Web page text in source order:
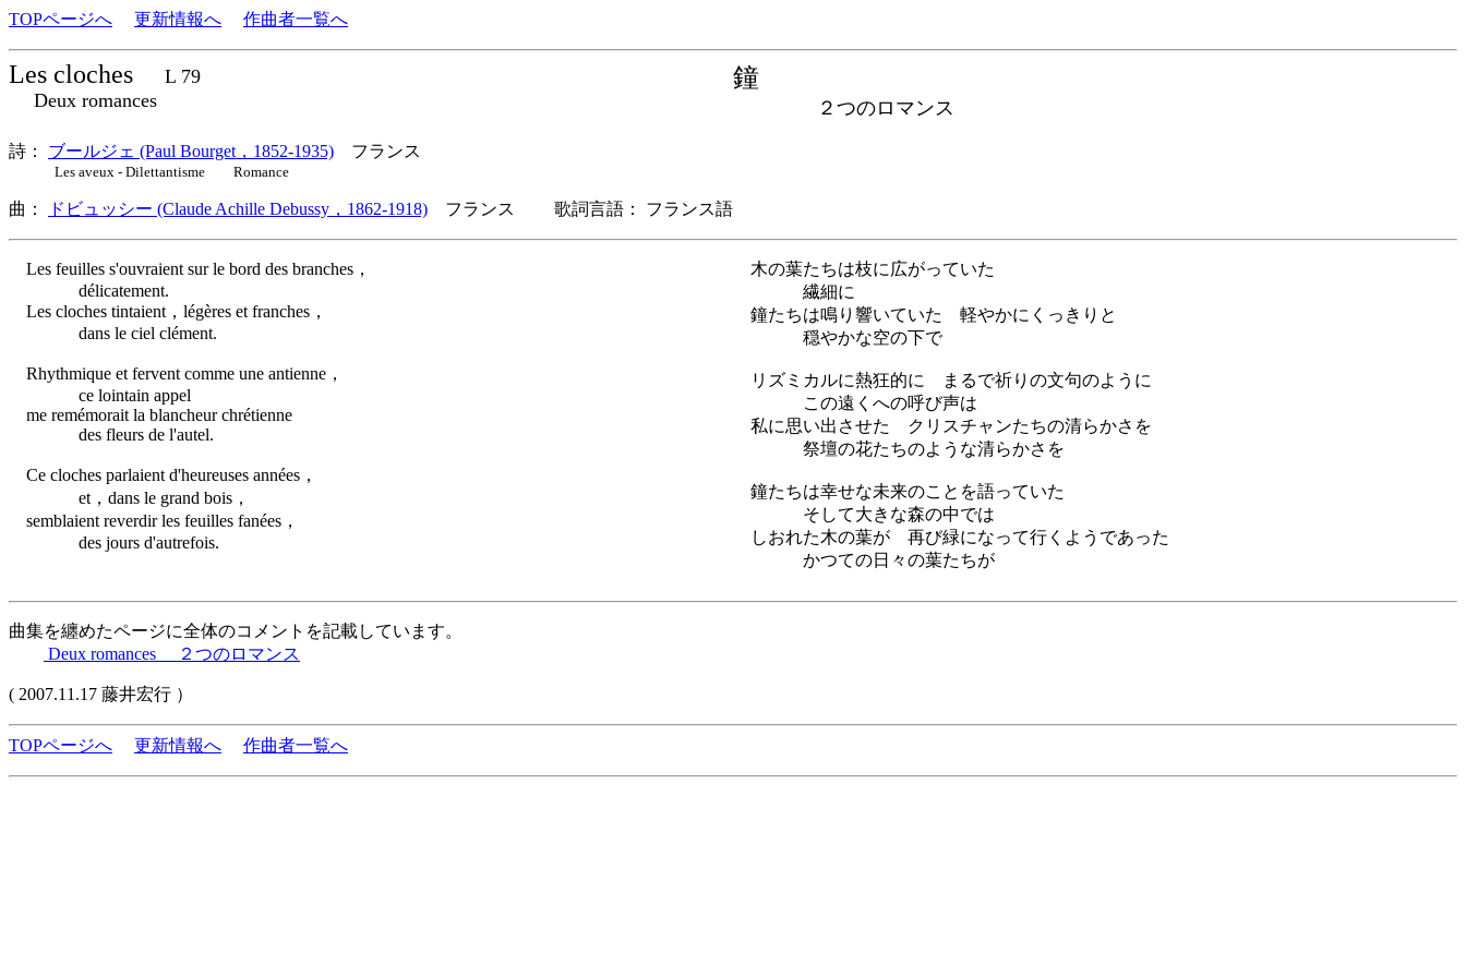
TOPページへ 更新情報へ 作曲者一覧へ
Les cloches
L 79
Deux romances
鐘
２つのロマンス
詩： ブールジェ (Paul Bourget，1852-1935) フランス
Les aveux - Dilettantisme Romance
曲： ドビュッシー (Claude Achille Debussy，1862-1918) フランス 歌詞言語： フランス語
Les feuilles s'ouvraient sur le bord des branches，
délicatement.
Les cloches tintaient，légères et franches，
dans le ciel clément.
Rhythmique et fervent comme une antienne，
ce lointain appel
me remémorait la blancheur chrétienne
des fleurs de l'autel.
Ce cloches parlaient d'heureuses années，
et，dans le grand bois，
semblaient reverdir les feuilles fanées，
des jours d'autrefois.
木の葉たちは枝に広がっていた
繊細に
鐘たちは鳴り響いていた 軽やかにくっきりと
穏やかな空の下で
リズミカルに熱狂的に まるで祈りの文句のように
この遠くへの呼び声は
私に思い出させた クリスチャンたちの清らかさを
祭壇の花たちのような清らかさを
鐘たちは幸せな未来のことを語っていた
そして大きな森の中では
しおれた木の葉が 再び緑になって行くようであった
かつての日々の葉たちが
曲集を纏めたページに全体のコメントを記載しています。
Deux romances ２つのロマンス
( 2007.11.17 藤井宏行 ）
TOPページへ 更新情報へ 作曲者一覧へ